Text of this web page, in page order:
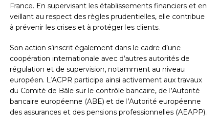
France. En supervisant les établissements financiers et en
veillant au respect des règles prudentielles, elle contribue
à prévenir les crises et à protéger les clients.
Son action s’inscrit également dans le cadre d’une
coopération internationale avec d’autres autorités de
régulation et de supervision, notamment au niveau
européen. L’ACPR participe ainsi activement aux travaux
du Comité de Bâle sur le contrôle bancaire, de l’Autorité
bancaire européenne (ABE) et de l’Autorité européenne
des assurances et des pensions professionnelles (AEAPP).